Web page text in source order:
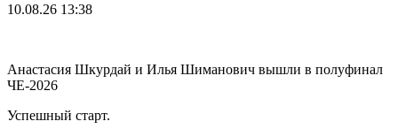
10.08.26 13:38
Анастасия Шкурдай и Илья Шиманович вышли в полуфинал
ЧЕ-2026
Успешный старт.